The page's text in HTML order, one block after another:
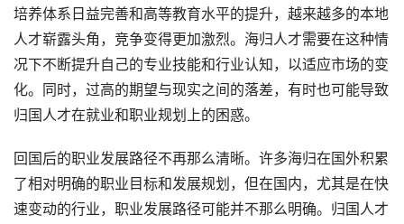
培养体系日益完善和高等教育水平的提升，越来越多的本地
人才崭露头角，竞争变得更加激烈。海归人才需要在这种情
况下不断提升自己的专业技能和行业认知，以适应市场的变
化。同时，过高的期望与现实之间的落差，有时也可能导致
归国人才在就业和职业规划上的困惑。
回国后的职业发展路径不再那么清晰。许多海归在国外积累
了相对明确的职业目标和发展规划，但在国内，尤其是在快
速变动的行业，职业发展路径可能并不那么明确。归国人才